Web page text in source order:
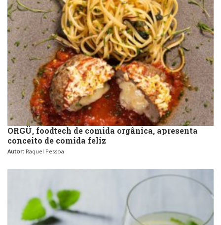
ORGÜ, foodtech de comida orgânica, apresenta
conceito de comida feliz
Autor: Raquel Pessoa